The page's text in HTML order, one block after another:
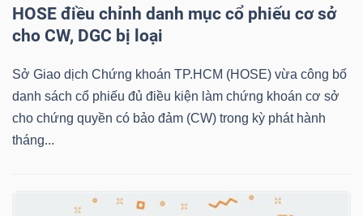
HOSE điều chỉnh danh mục cổ phiếu cơ sở
cho CW, DGC bị loại
Sở Giao dịch Chứng khoán TP.HCM (HOSE) vừa công bố
danh sách cổ phiếu đủ điều kiện làm chứng khoán cơ sở
cho chứng quyền có bảo đảm (CW) trong kỳ phát hành
tháng...